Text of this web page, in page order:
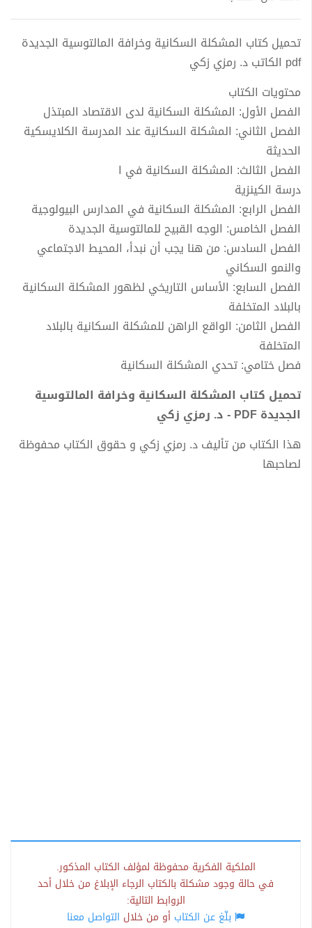
تحميل كتاب المشكلة السكانية وخرافة المالتوسية الجديدة
pdf الكاتب د. رمزي زكي
محتويات الكتاب
الفصل الأول: المشكلة السكانية لدى الاقتصاد المبتذل
الفصل الثاني: المشكلة السكانية عند المدرسة الكلايسكية
الحديثة
الفصل الثالث: المشكلة السكانية في ا
درسة الكينزية
الفصل الرابع: المشكلة السكانية في المدارس البيولوجية
الفصل الخامس: الوجه القبيح للمالتوسية الجديدة
الفصل السادس: من هنا يجب أن نبدأ، المحيط الاجتماعي
والنمو السكاني
الفصل السابع: الأساس التاريخي لظهور المشكلة السكانية
بالبلاد المتخلفة
الفصل الثامن: الواقع الراهن للمشكلة السكانية بالبلاد
المتخلفة
فصل ختامي: تحدي المشكلة السكانية
تحميل كتاب المشكلة السكانية وخرافة المالتوسية
الجديدة PDF - د. رمزي زكي
هذا الكتاب من تأليف د. رمزي زكي و حقوق الكتاب محفوظة
لصاحبها
الملكية الفكرية محفوظة لمؤلف الكتاب المذكور.
في حالة وجود مشكلة بالكتاب الرجاء الإبلاغ من خلال أحد
الروابط التالية:
بلّغ عن الكتاب أو من خلال التواصل معنا